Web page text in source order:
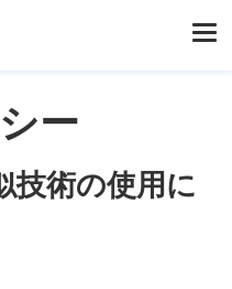
ー
技術の使用に